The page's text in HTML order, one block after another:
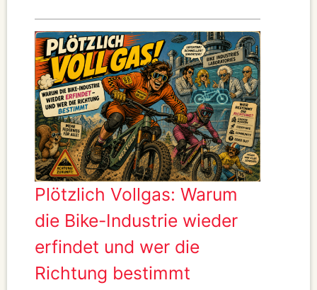
Plötzlich Vollgas: Warum
die Bike-Industrie wieder
erfindet und wer die
Richtung bestimmt